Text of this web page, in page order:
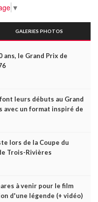
▼
GALERIES PHOTOS
ans, le Grand Prix de
leurs débuts au Grand
avec un format inspiré de
lors de la Coupe du
Trois-Rivières
à venir pour le film
d'une légende (+ vidéo)